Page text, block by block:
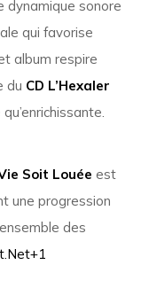
dynamique sonore
qui favorise
album respire
du CD L’Hexaler
Soit Louée est
une progression
des
+1